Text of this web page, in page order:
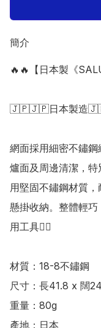
簡介
🔥🔥【日本製《
🇯🇵🇯🇵日本製造
網面採用細密不鏽
爐面及周邊清潔，
用堅固不鏽鋼材質
懸掛收納。整體輕
用工具👍🏻
材質：18-8不鏽鋼
尺寸：長41.8 x 闊
重量：80g
產地：日本